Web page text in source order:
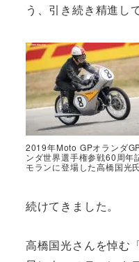
う、引き続き精進し
2019年Moto GPオランダ
ンダ世界選手権参戦60周年
モランに登場した高橋国光氏
続けてきました。
高橋国光さんを悼む